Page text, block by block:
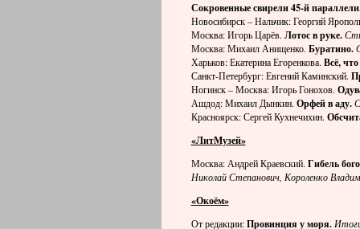
Сокровенные свирели 45-й
Новосибирск – Нальчик: Георгий
Москва: Игорь Царёв. Лотос в руке.
Москва: Михаил Анищенко. Буратино.
Харьков: Екатерина Егоренкова. Всё,
Санкт-Петербург: Евгений Каминский.
Ногинск – Москва: Игорь Гонохов.
Ашдод: Михаил Дынкин. Орфей в аду.
Красноярск: Сергей Кухнечихин.
«ЛитМузей»
Москва: Андрей Краевский. Гибель
Николай Степанович, Короленко
«Окоём»
От редакции:Провинция у моря.